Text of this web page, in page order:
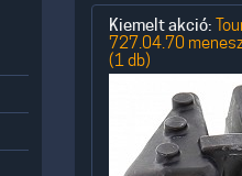
Kiemelt akció:
727.04.70
(1 db)